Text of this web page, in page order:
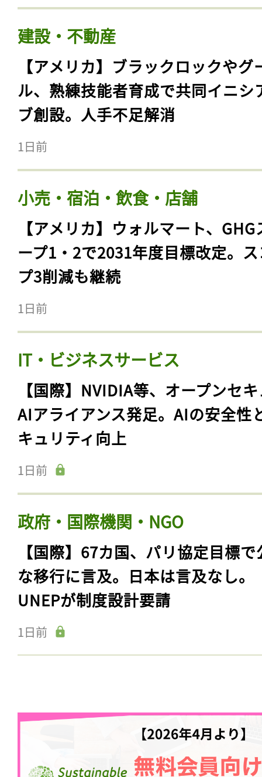
建設・不動産
【アメリカ】ブラックロックやグ
ル、熟練技能者育成で共同イニシ
ブ創設。人手不足解消
1日前
小売・宿泊・飲食・店舗
【アメリカ】ウォルマート、GHG
ープ1・2で2031年度目標改定。
プ3削減も継続
1日前
IT・ビジネスサービス
【国際】NVIDIA等、オープンセ
AIアライアンス発足。AIの安全性
キュリティ向上
1日前
政府・国際機関・NGO
【国際】67カ国、パリ協定目標で
な移行に言及。日本は言及なし。
UNEPが制度設計要請
1日前